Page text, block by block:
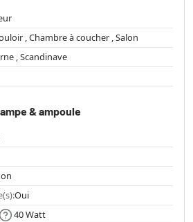
, Chambre à coucher , Salon
, Scandinave
& ampoule
Oui
40 Watt